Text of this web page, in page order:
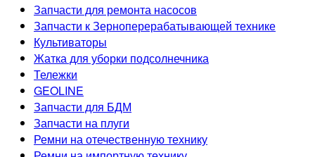
Запчасти для ремонта насосов
Запчасти к Зерноперерабатывающей технике
Культиваторы
Жатка для уборки подсолнечника
Тележки
GEOLINE
Запчасти для БДМ
Запчасти на плуги
Ремни на отечественную технику